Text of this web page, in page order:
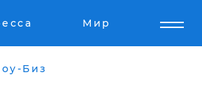
Мир
Биз